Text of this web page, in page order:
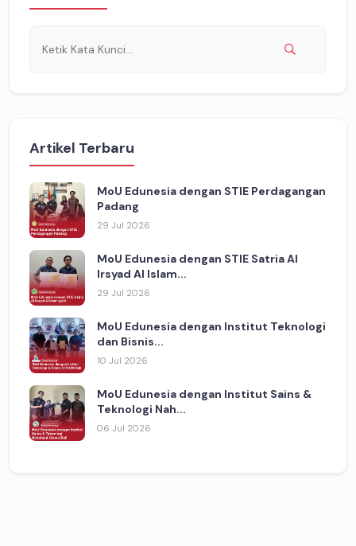
Artikel Terbaru
MoU Edunesia dengan STIE Perdagangan
Padang
29 Jul 2026
MoU Edunesia dengan STIE Satria Al
Irsyad Al Islam...
29 Jul 2026
MoU Edunesia dengan Institut Teknologi
dan Bisnis...
10 Jul 2026
MoU Edunesia dengan Institut Sains &
Teknologi Nah...
06 Jul 2026